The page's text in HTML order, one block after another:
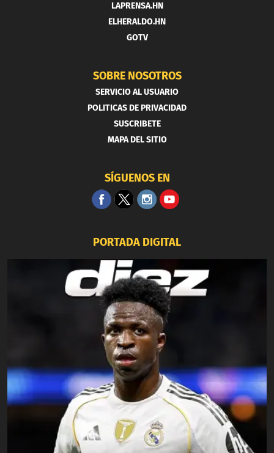
LAPRENSA.HN
ELHERALDO.HN
GOTV
SOBRE NOSOTROS
SERVICIO AL USUARIO
POLITICAS DE PRIVACIDAD
SUSCRIBETE
MAPA DEL SITIO
SÍGUENOS EN
PORTADA DIGITAL